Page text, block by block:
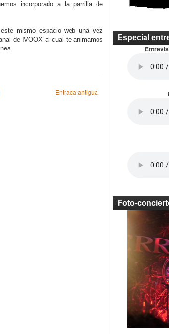
incorporado a la parrilla de
mismo espacio web una vez
de IVOOX al cual te animamos
Entrada antigua
Especial
Foto-